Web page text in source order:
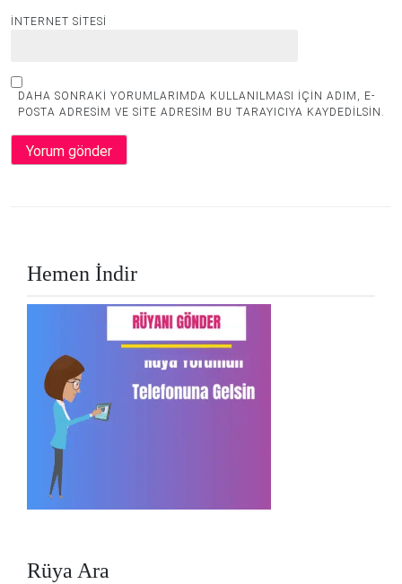
İNTERNET SITESI
DAHA SONRAKI YORUMLARIMDA KULLANILMASI IÇIN ADIM, E-
POSTA ADRESIM VE SITE ADRESIM BU TARAYICIYA KAYDEDILSIN.
Hemen İndir
Rüya Ara